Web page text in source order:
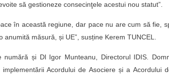
să gestioneze consecinţele acestui nou statut”.
în această regiune, dar pace nu are cum să fie,
măsură, și UE”, susține Kerem TUNCEL.
numără și Dl Igor Munteanu, Directorul IDIS.
Acordului de Asociere și a Acordului